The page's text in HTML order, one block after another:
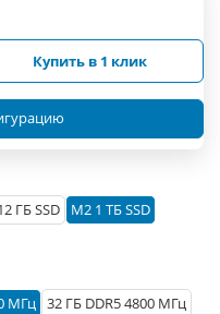
Купить в 1 клик
ГБ SSD
M2 1 ТБ SSD
МГц 32 ГБ DDR5 4800 МГц